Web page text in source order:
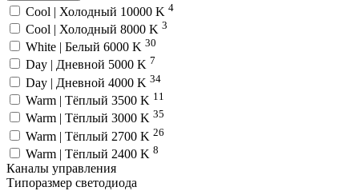
Cool | Холодный 10000 K 4
Cool | Холодный 8000 K 3
White | Белый 6000 K 30
Day | Дневной 5000 K 7
Day | Дневной 4000 K 34
Warm | Тёплый 3500 K 11
Warm | Тёплый 3000 K 35
Warm | Тёплый 2700 K 26
Warm | Тёплый 2400 K 8
Каналы управления
Типоразмер светодиода